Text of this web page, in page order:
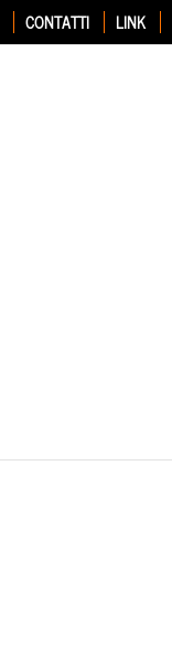
CONTATTI LINK